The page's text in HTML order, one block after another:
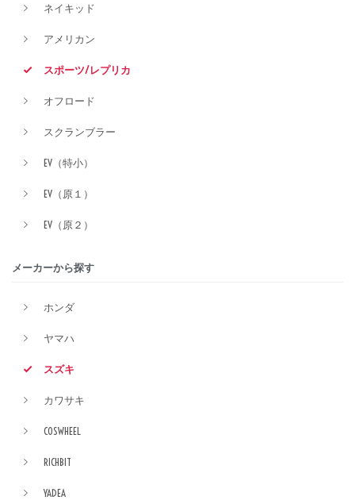
ネイキッド
アメリカン
スポーツ/レプリカ
オフロード
スクランブラー
EV（特小）
EV（原１）
EV（原２）
メーカーから探す
ホンダ
ヤマハ
スズキ
カワサキ
COSWHEEL
RICHBIT
YADEA